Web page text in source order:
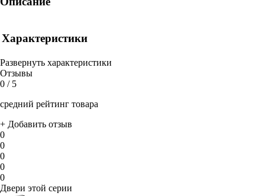
Характеристики
Развернуть характеристики
Отзывы
0 / 5
средний рейтинг товара
+ Добавить отзыв
0
0
0
0
0
Двери этой серии